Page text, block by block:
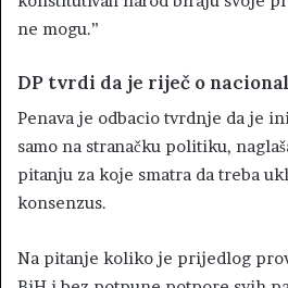
ne mogu.”
DP tvrdi da je riječ o
Penava je odbacio tvrdnje da je
samo na stranačku politiku,
pitanju za koje smatra da treba
konsenzus.
Na pitanje koliko je prijedlog